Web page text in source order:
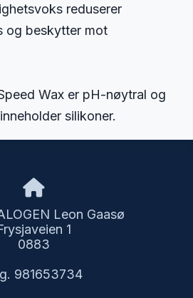
reduserer
og beskytter mot
Wax er pH-nøytral og
silikoner.
Leon Gaasø
1
0883
981653734